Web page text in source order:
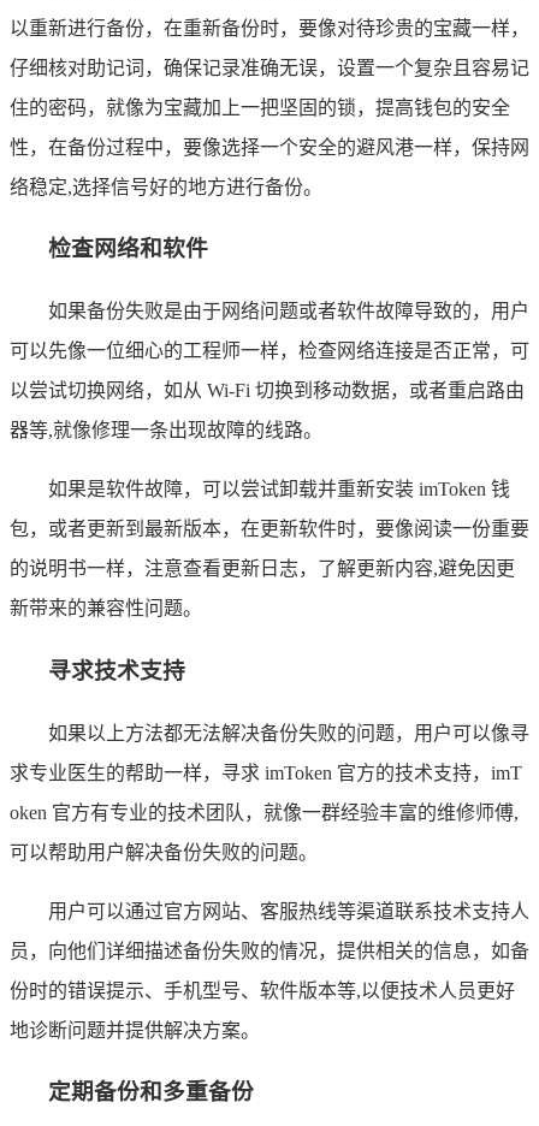
以重新进行备份，在重新备份时，要像对待珍贵的宝藏一样，
仔细核对助记词，确保记录准确无误，设置一个复杂且容易记
住的密码，就像为宝藏加上一把坚固的锁，提高钱包的安全
性，在备份过程中，要像选择一个安全的避风港一样，保持网
络稳定,选择信号好的地方进行备份。
检查网络和软件
如果备份失败是由于网络问题或者软件故障导致的，用户
可以先像一位细心的工程师一样，检查网络连接是否正常，可
以尝试切换网络，如从 Wi-Fi 切换到移动数据，或者重启路由
器等,就像修理一条出现故障的线路。
如果是软件故障，可以尝试卸载并重新安装 imToken 钱
包，或者更新到最新版本，在更新软件时，要像阅读一份重要
的说明书一样，注意查看更新日志，了解更新内容,避免因更
新带来的兼容性问题。
寻求技术支持
如果以上方法都无法解决备份失败的问题，用户可以像寻
求专业医生的帮助一样，寻求 imToken 官方的技术支持，imT
oken 官方有专业的技术团队，就像一群经验丰富的维修师傅,
可以帮助用户解决备份失败的问题。
用户可以通过官方网站、客服热线等渠道联系技术支持人
员，向他们详细描述备份失败的情况，提供相关的信息，如备
份时的错误提示、手机型号、软件版本等,以便技术人员更好
地诊断问题并提供解决方案。
定期备份和多重备份